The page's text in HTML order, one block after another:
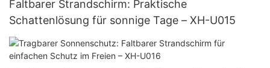
Faltbarer Strandschirm: Praktische
Schattenlösung für sonnige Tage – XH-U015